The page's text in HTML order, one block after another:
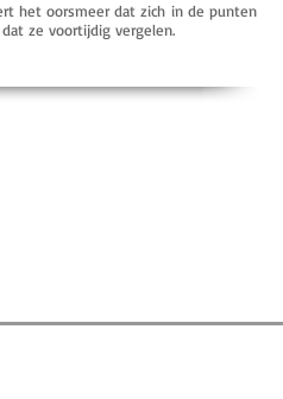
het oorsmeer dat zich in de punten
ze voortijdig vergelen.